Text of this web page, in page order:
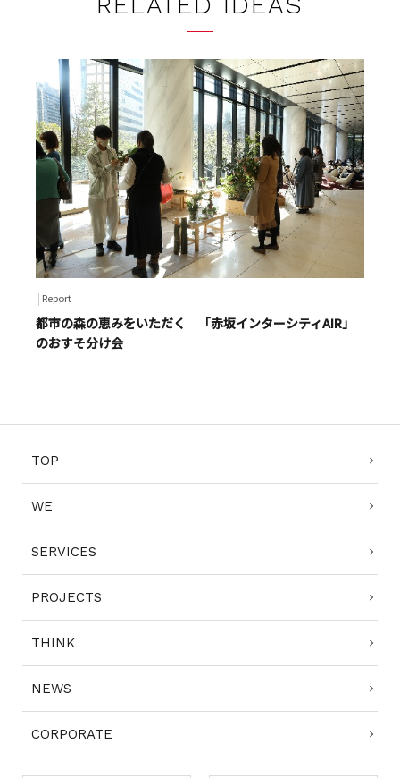
Report
都市の森の恵みをいただく 「赤坂インターシティAIR」
のおすそ分け会
TOP
WE
SERVICES
PROJECTS
THINK
NEWS
CORPORATE